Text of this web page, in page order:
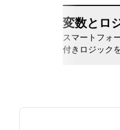
変数とロ
スマートフォ
付きロジック